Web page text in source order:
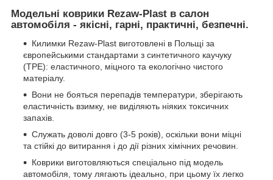
Модельні коврики Rezaw-Plast в салон
автомобіля - якісні, гарні, практичні, безпечні.
Килимки Rezaw-Plast виготовлені в Польщі за
європейськими стандартами з синтетичного каучуку
(ТРЕ): еластичного, міцного та екологічно чистого
матеріалу.
Вони не бояться перепадів температури, зберігають
еластичність взимку, не виділяють ніяких токсичних
запахів.
Служать доволі довго (3-5 років), оскільки вони міцні
та стійкі до витирання і до дії різних хімічних речовин.
Коврики виготовляються спеціально під модель
автомобіля, тому лягають ідеально, при цьому їх легко